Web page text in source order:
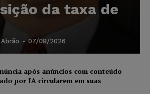
da taxa de
- 07/08/2026
após anúncios com conteúdo
por IA circularem em suas